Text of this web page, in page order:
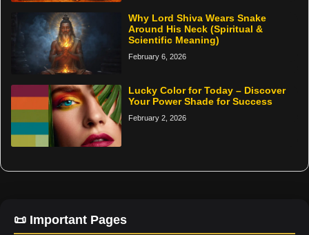
Why Lord Shiva Wears Snake
Around His Neck (Spiritual &
Scientific Meaning)
February 6, 2026
Lucky Color for Today – Discover
Your Power Shade for Success
February 2, 2026
📜 Important Pages